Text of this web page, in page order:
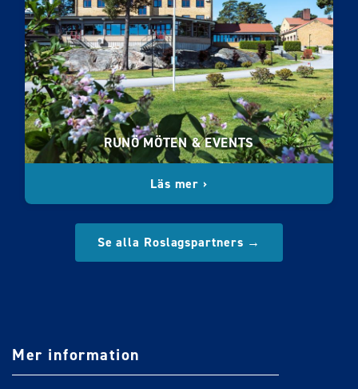
RUNÖ MÖTEN & EVENTS
Läs mer ›
Se alla Roslagspartners →
Mer information